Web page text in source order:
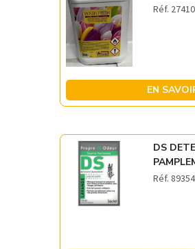
Réf.
EN
DS
Réf.